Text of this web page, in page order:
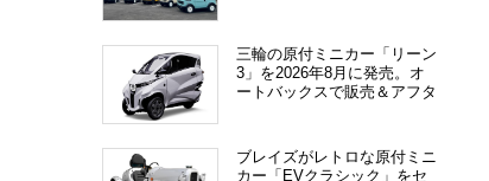
三輪の原付ミニカー「リーン
3」を2026年8月に発売。オ
ートバックスで販売＆アフタ
ブレイズがレトロな原付ミニ
カー「EVクラシック」をセ